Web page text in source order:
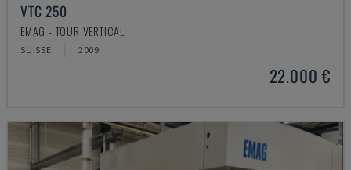
VTC 250
EMAG - TOUR VERTICAL
SUISSE 2009
22.000 €